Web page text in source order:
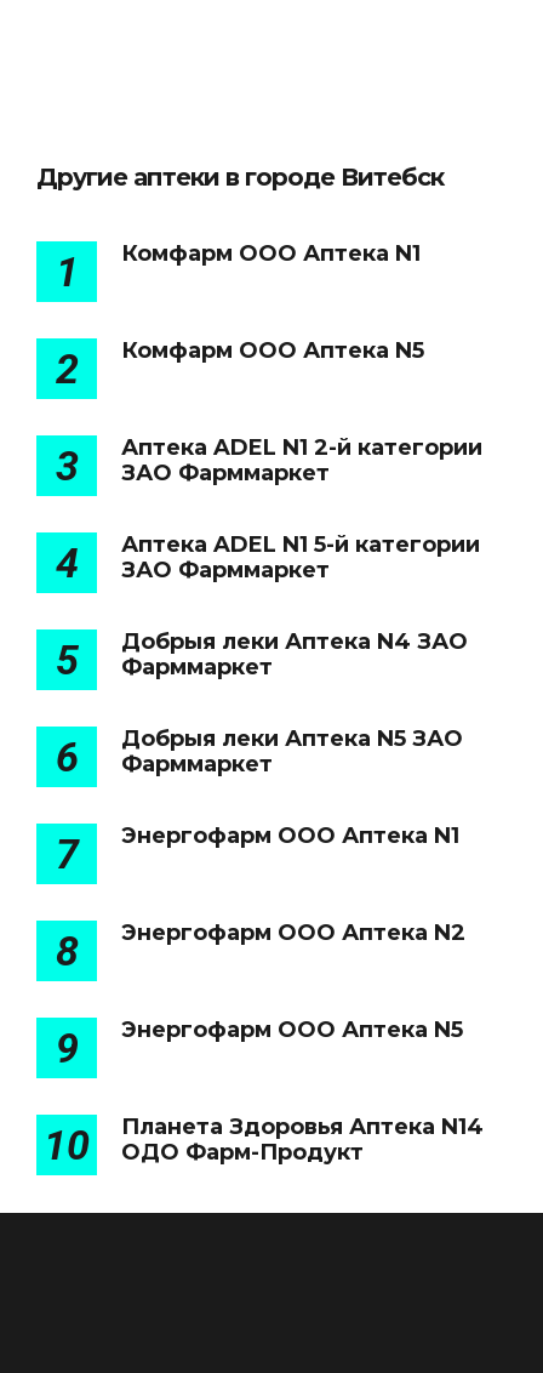
Другие аптеки в городе Витебск
1 Комфарм ООО Аптека N1
2 Комфарм ООО Аптека N5
3
Аптека ADEL N1 2-й категории
ЗАО Фарммаркет
4
Аптека ADEL N1 5-й категории
ЗАО Фарммаркет
5
Добрыя леки Аптека N4 ЗАО
Фарммаркет
6
Добрыя леки Аптека N5 ЗАО
Фарммаркет
7 Энергофарм ООО Аптека N1
8 Энергофарм ООО Аптека N2
9 Энергофарм ООО Аптека N5
10
Планета Здоровья Аптека N14
ОДО Фарм-Продукт